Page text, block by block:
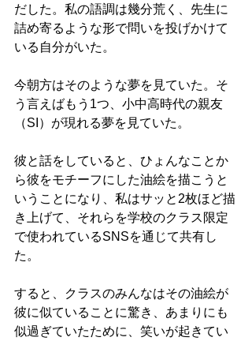
だした。私の語調は幾分荒く、先生に
詰め寄るような形で問いを投げかけて
いる自分がいた。
今朝方はそのような夢を見ていた。そ
う言えばもう1つ、小中高時代の親友
（SI）が現れる夢を見ていた。
彼と話をしていると、ひょんなことか
ら彼をモチーフにした油絵を描こうと
いうことになり、私はサッと2枚ほど描
き上げて、それらを学校のクラス限定
で使われているSNSを通じて共有し
た。
すると、クラスのみんなはその油絵が
彼に似ていることに驚き、あまりにも
似過ぎていたために、笑いが起きてい